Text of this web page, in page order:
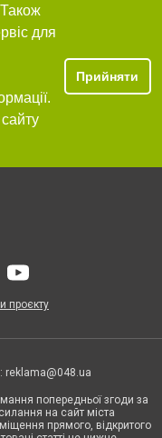
для
Прийняти
проєкту
reklama@048.ua
попередньої згоди за
на сайт міста
прямого, відкритого